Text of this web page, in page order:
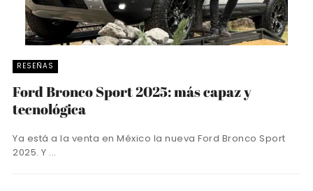
RESEÑAS
Ford Bronco Sport 2025: más capaz y
tecnológica
Ya está a la venta en México la nueva Ford Bronco Sport
2025. Y ...